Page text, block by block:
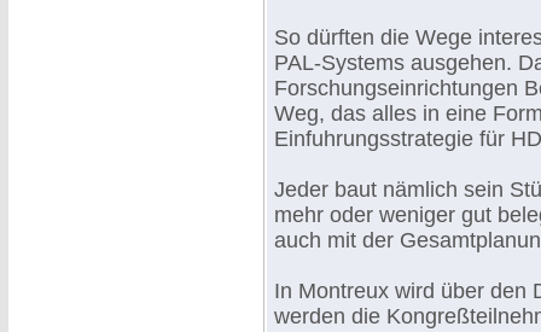
So dürften die Wege
PAL-Systems ausgehen.
Forschungseinrichtungen
Weg, das alles in eine
Einfuhrungsstrategie für
Jeder baut nämlich sein
mehr oder weniger gut
auch mit der
In Montreux wird über den
werden die